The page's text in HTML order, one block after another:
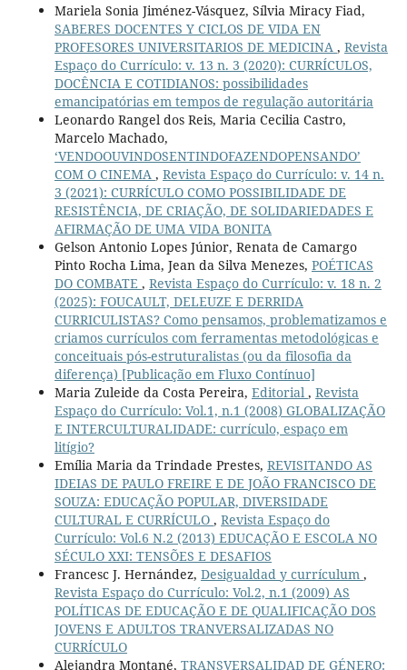
Mariela Sonia Jiménez-Vásquez, Sílvia Miracy Fiad,
SABERES DOCENTES Y CICLOS DE VIDA EN
PROFESORES UNIVERSITARIOS DE MEDICINA , Revista
Espaço do Currículo: v. 13 n. 3 (2020): CURRÍCULOS,
DOCÊNCIA E COTIDIANOS: possibilidades
emancipatórias em tempos de regulação autoritária
Leonardo Rangel dos Reis, Maria Cecilia Castro,
Marcelo Machado,
‘VENDOOUVINDOSENTINDOFAZENDOPENSANDO’
COM O CINEMA , Revista Espaço do Currículo: v. 14 n.
3 (2021): CURRÍCULO COMO POSSIBILIDADE DE
RESISTÊNCIA, DE CRIAÇÃO, DE SOLIDARIEDADES E
AFIRMAÇÃO DE UMA VIDA BONITA
Gelson Antonio Lopes Júnior, Renata de Camargo
Pinto Rocha Lima, Jean da Silva Menezes, POÉTICAS
DO COMBATE , Revista Espaço do Currículo: v. 18 n. 2
(2025): FOUCAULT, DELEUZE E DERRIDA
CURRICULISTAS? Como pensamos, problematizamos e
criamos currículos com ferramentas metodológicas e
conceituais pós-estruturalistas (ou da filosofia da
diferença) [Publicação em Fluxo Contínuo]
Maria Zuleide da Costa Pereira, Editorial , Revista
Espaço do Currículo: Vol.1, n.1 (2008) GLOBALIZAÇÃO
E INTERCULTURALIDADE: currículo, espaço em
litígio?
Emília Maria da Trindade Prestes, REVISITANDO AS
IDEIAS DE PAULO FREIRE E DE JOÃO FRANCISCO DE
SOUZA: EDUCAÇÃO POPULAR, DIVERSIDADE
CULTURAL E CURRÍCULO , Revista Espaço do
Currículo: Vol.6 N.2 (2013) EDUCAÇÃO E ESCOLA NO
SÉCULO XXI: TENSÕES E DESAFIOS
Francesc J. Hernández, Desigualdad y currículum ,
Revista Espaço do Currículo: Vol.2, n.1 (2009) AS
POLÍTICAS DE EDUCAÇÃO E DE QUALIFICAÇÃO DOS
JOVENS E ADULTOS TRANVERSALIZADAS NO
CURRÍCULO
Alejandra Montané, TRANSVERSALIDAD DE GÉNERO: